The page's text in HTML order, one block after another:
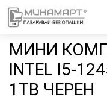
МИНИ
INTEL I5-
1TB ЧЕРЕН